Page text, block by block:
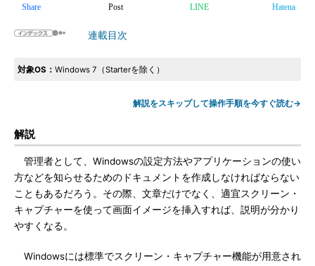
Share Post LINE Hatena
連載目次
対象OS： Windows 7（Starterを除く）
解説をスキップして操作手順を今すぐ読む→
解説
管理者として、Windowsの設定方法やアプリケーションの使い
方などを知らせるためのドキュメントを作成しなければならない
こともあるだろう。その際、文章だけでなく、適宜スクリーン・
キャプチャーを使って画面イメージを挿入すれば、説明が分かり
やすくなる。
Windowsには標準でスクリーン・キャプチャー機能が用意され